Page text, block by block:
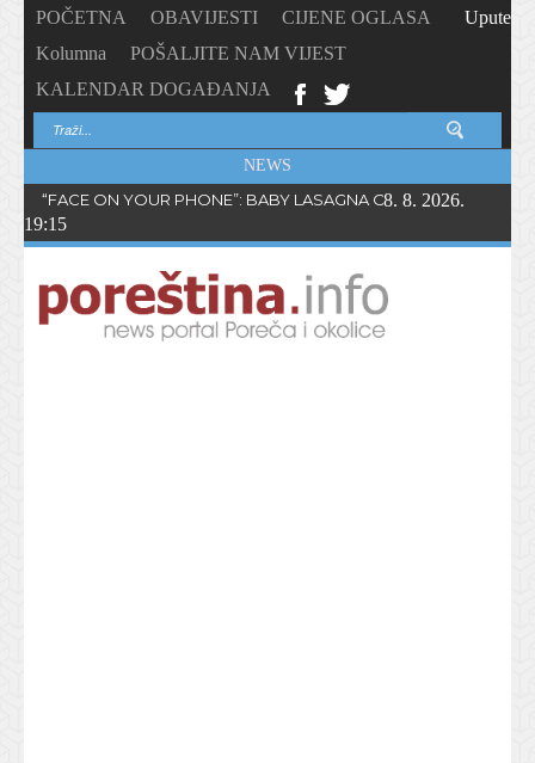
POČETNA OBAVIJESTI
CIJENE OGLASA
Kolumna
POŠALJITE NAM VIJEST
KALENDAR DOGAĐANJA
Upute
NEWS
“FACE ON YOUR PHONE”: BABY LASAGNA OBJAVIO NOVI
8. 8. 2026.
19:15